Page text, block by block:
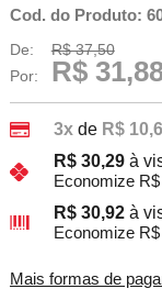
Cod. do Produto:
De:
R$ 37,50
Por:
R$
3xde R$
R$ 30,29 à
Economize
R$ 30,92 à
Economize
Mais formas de